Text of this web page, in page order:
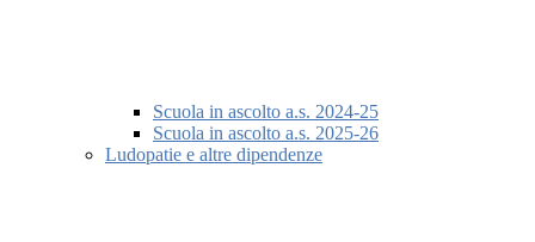
Scuola in ascolto a.s. 2024-25
Scuola in ascolto a.s. 2025-26
Ludopatie e altre dipendenze